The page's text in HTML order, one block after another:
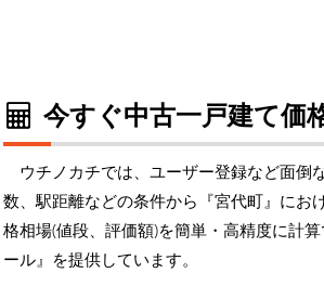
今すぐ中古一戸建て価
ウチノカチでは、ユーザー登録など面倒
数、駅距離などの条件から『宮代町』にお
格相場(値段、評価額)を簡単・高精度に計
ール』を提供しています。